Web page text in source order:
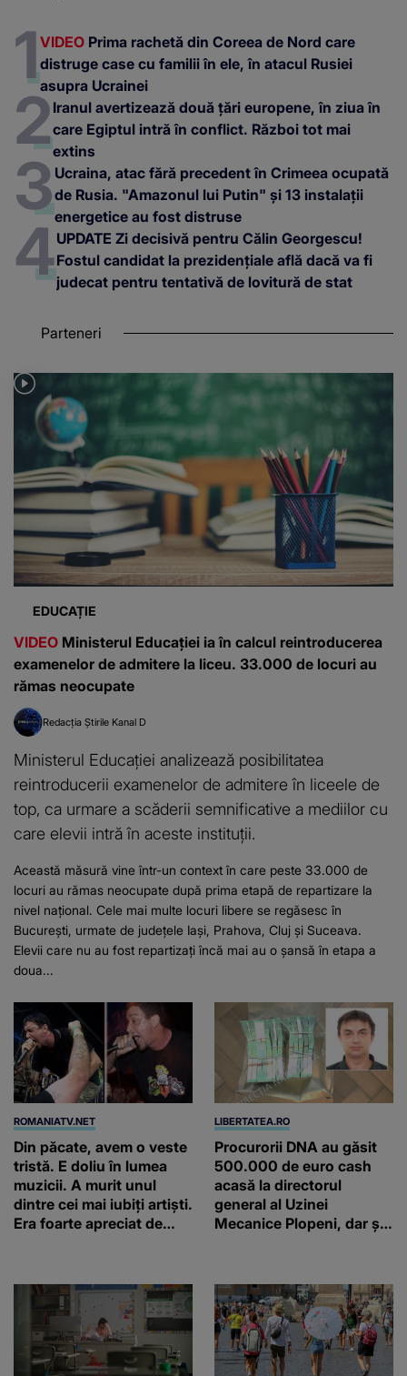
VIDEO Prima rachetă din Coreea de Nord care
distruge case cu familii în ele, în atacul Rusiei
asupra Ucrainei
Iranul avertizează două țări europene, în ziua în
care Egiptul intră în conflict. Război tot mai
extins
Ucraina, atac fără precedent în Crimeea ocupată
de Rusia. "Amazonul lui Putin" și 13 instalații
energetice au fost distruse
UPDATE Zi decisivă pentru Călin Georgescu!
Fostul candidat la prezidențiale află dacă va fi
judecat pentru tentativă de lovitură de stat
Parteneri
EDUCAȚIE
VIDEO Ministerul Educației ia în calcul reintroducerea
examenelor de admitere la liceu. 33.000 de locuri au
rămas neocupate
Redacția Știrile Kanal D
Ministerul Educației analizează posibilitatea
reintroducerii examenelor de admitere în liceele de
top, ca urmare a scăderii semnificative a mediilor cu
care elevii intră în aceste instituții.
Această măsură vine într-un context în care peste 33.000 de
locuri au rămas neocupate după prima etapă de repartizare la
nivel național. Cele mai multe locuri libere se regăsesc în
București, urmate de județele Iași, Prahova, Cluj și Suceava.
Elevii care nu au fost repartizați încă mai au o șansă în etapa a
doua...
ROMANIATV.NET
Din păcate, avem o veste
tristă. E doliu în lumea
muzicii. A murit unul
dintre cei mai iubiți artiști.
Era foarte apreciat de
LIBERTATEA.RO
Procurorii DNA au găsit
500.000 de euro cash
acasă la directorul
general al Uzinei
Mecanice Plopeni, dar și